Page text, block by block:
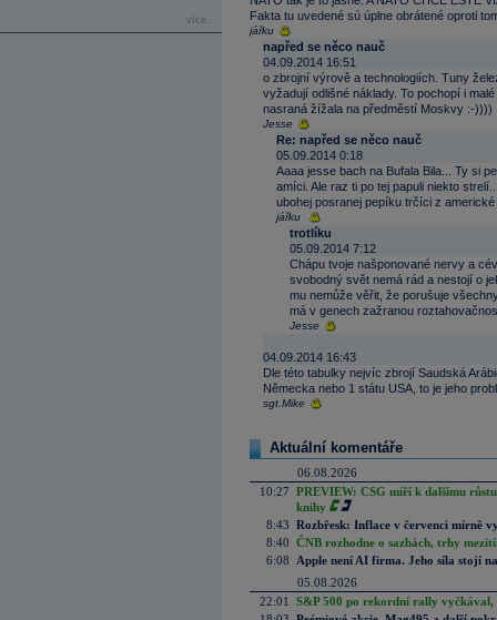
více...
Fakta tu uvedené sú úplne obrátené oproti
jářku
napřed se něco nauč
04.09.2014 16:51
o zbrojní výrově a technologiích. Tuny
vyžadují odlišné náklady. To pochopí i
nasraná žížala na předměstí Moskvy :-))))
Jesse
Re: napřed se něco nauč
05.09.2014 0:18
Aaaa jesse bach na Bufala Bila... Ty si
amíci. Ale raz ti po tej papuli niekto
ubohej posranej pepíku trčíci z americké
jářku
trotlíku
05.09.2014 7:12
Chápu tvoje našponované nervy a
svobodný svět nemá rád a nestojí o
mu nemůže věřit, že porušuje
má v genech zažranou
Jesse
04.09.2014 16:43
Dle této tabulky nejvíc zbrojí Saudská
Německa nebo 1 státu USA, to je jeho
sgt.Mike
Aktuální komentáře
06.08.2026
10:27 PREVIEW: CSG míří k dalšímu
knihy
8:43 Rozbřesk: Inflace v červenci mírně
8:40 ČNB rozhodne o sazbách, trhy
6:08
Apple není AI firma. Jeho síla stojí
05.08.2026
22:01
S&P 500 po rekordní rally vyčkával,